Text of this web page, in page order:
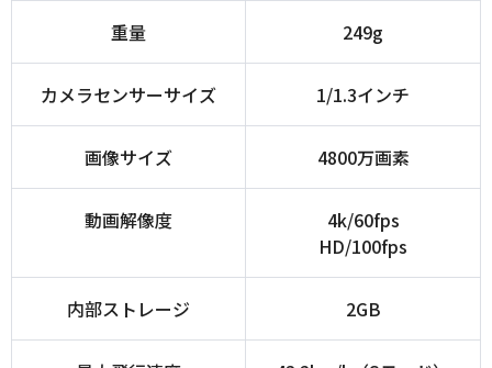
重量 249g
カメラセンサーサイズ 1/1.3インチ
画像サイズ 4800万画素
動画解像度
4k/60fps
HD/100fps
内部ストレージ 2GB